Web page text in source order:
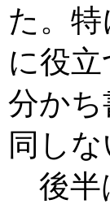
た。
に役
分か
同し
後半